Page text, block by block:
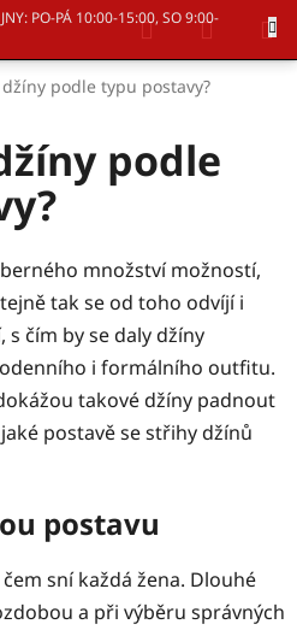
PO-PÁ 10:00-15:00, SO 9:00-
Hledat
KOŠÍK
džíny podle typu postavy?
podle
množství možností,
tak se od toho odvíjí i
čím by se daly džíny
i formálního outfitu.
takové džíny padnout
postavě se střihy džínů
postavu
sní každá žena. Dlouhé
a při výběru správných